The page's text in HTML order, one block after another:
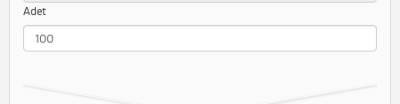
Adet